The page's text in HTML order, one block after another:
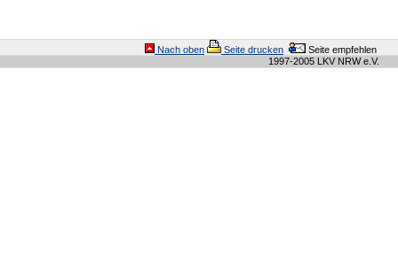
Nach oben Seite drucken
Seite empfehlen
1997-2005 LKV NRW e.V.